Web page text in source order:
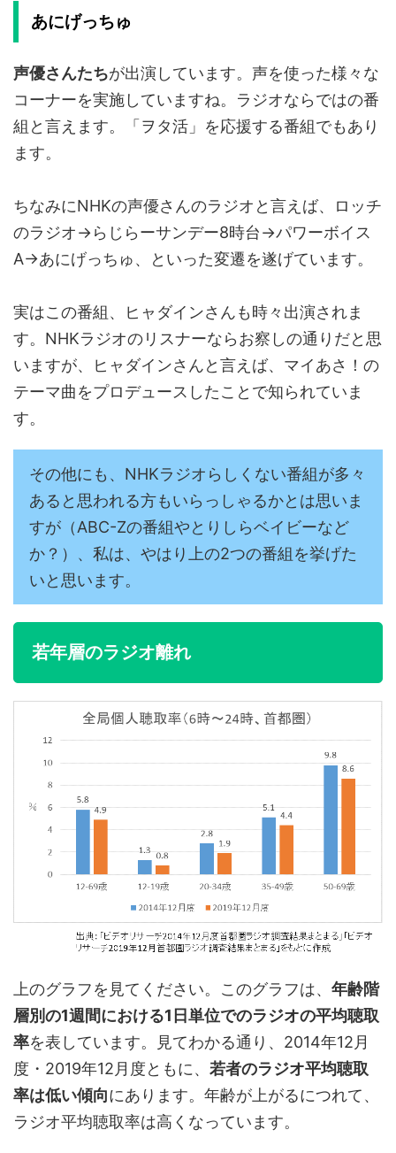
あにげっちゅ
声優さんたちが出演しています。声を使った様々な
コーナーを実施していますね。ラジオならではの番
組と言えます。「ヲタ活」を応援する番組でもあり
ます。
ちなみにNHKの声優さんのラジオと言えば、ロッチ
のラジオ→らじらーサンデー8時台→パワーボイス
A→あにげっちゅ、といった変遷を遂げています。
実はこの番組、ヒャダインさんも時々出演されま
す。NHKラジオのリスナーならお察しの通りだと思
いますが、ヒャダインさんと言えば、マイあさ！の
テーマ曲をプロデュースしたことで知られていま
す。
その他にも、NHKラジオらしくない番組が多々
あると思われる方もいらっしゃるかとは思いま
すが（ABC-Zの番組やとりしらベイビーなど
か？）、私は、やはり上の2つの番組を挙げた
いと思います。
若年層のラジオ離れ
上のグラフを見てください。このグラフは、 年齢階
層別の1週間における1日単位でのラジオの平均聴取
率を表しています。見てわかる通り、2014年12月
度・2019年12月度ともに、 若者のラジオ平均聴取
率は低い傾向にあります。年齢が上がるにつれて、
ラジオ平均聴取率は高くなっています。